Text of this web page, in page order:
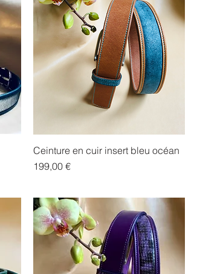
Ceinture en cuir insert bleu océan
Prix
199,00 €